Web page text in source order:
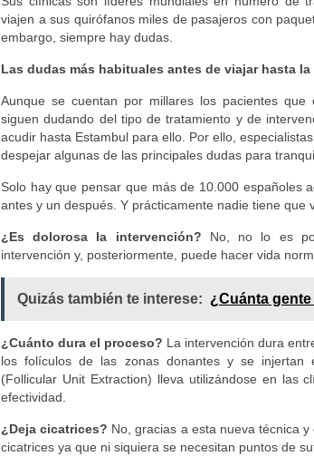
viajen a sus quirófanos miles de pasajeros con
embargo, siempre hay dudas.
Las dudas más habituales antes de viajar hasta
Aunque se cuentan por millares los pacientes
siguen dudando del tipo de tratamiento y de
acudir hasta Estambul para ello. Por ello,
despejar algunas de las principales dudas para
Solo hay que pensar que más de 10.000 españoles
antes y un después. Y prácticamente nadie tiene que
¿Es dolorosa la intervención? No, no lo es
intervención y, posteriormente, puede hacer vida
Quizás también te interese: ¿Cuánta
¿Cuánto dura el proceso? La intervención dura
los folículos de las zonas donantes y se injertan
(Follicular Unit Extraction) lleva utilizándose en las
efectividad.
¿Deja cicatrices? No, gracias a esta nueva técnica
cicatrices ya que ni siquiera se necesitan puntos de